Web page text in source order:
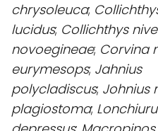
chrysoleuca;
lucidus; Collichthys
novoegineae; Corvina
eurymesops; Jahnius
polycladiscus; Johnius
plagiostoma;